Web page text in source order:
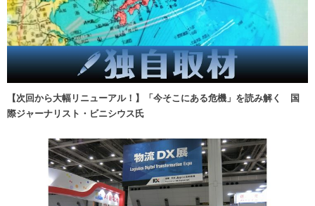
【次回から大幅リニューアル！】「今そこにある危機」を読み解く 国
際ジャーナリスト・ビニシウス氏